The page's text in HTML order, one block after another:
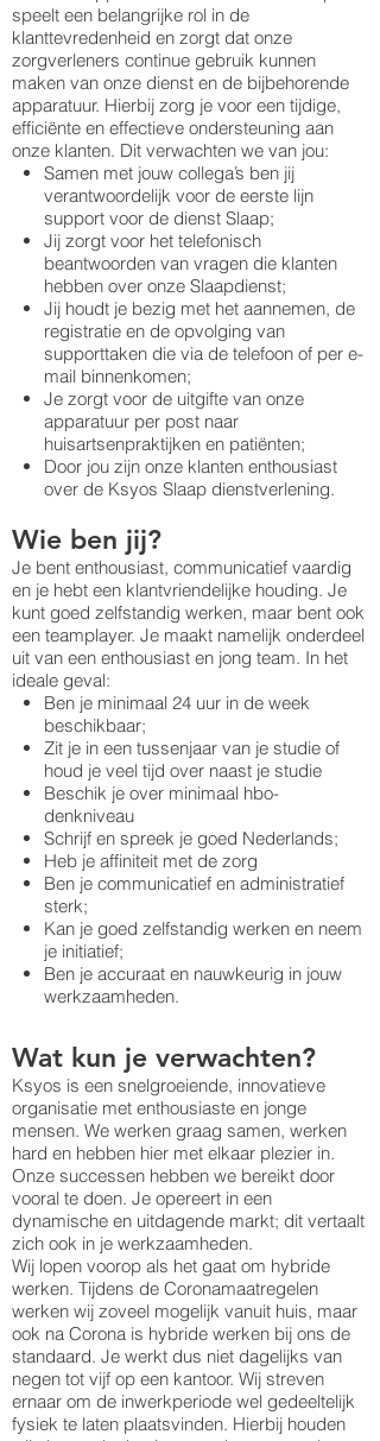
speelt een belangrijke rol in de
klanttevredenheid en zorgt dat onze
zorgverleners continue gebruik kunnen
maken van onze dienst en de bijbehorende
apparatuur. Hierbij zorg je voor een tijdige,
efficiënte en effectieve ondersteuning aan
onze klanten. Dit verwachten we van jou:
Samen met jouw collega’s ben jij
verantwoordelijk voor de eerste lijn
support voor de dienst Slaap;
Jij zorgt voor het telefonisch
beantwoorden van vragen die klanten
hebben over onze Slaapdienst;
Jij houdt je bezig met het aannemen, de
registratie en de opvolging van
supporttaken die via de telefoon of per e-
mail binnenkomen;
Je zorgt voor de uitgifte van onze
apparatuur per post naar
huisartsenpraktijken en patiënten;
Door jou zijn onze klanten enthousiast
over de Ksyos Slaap dienstverlening.
Wie ben jij?
Je bent enthousiast, communicatief vaardig
en je hebt een klantvriendelijke houding. Je
kunt goed zelfstandig werken, maar bent ook
een teamplayer. Je maakt namelijk onderdeel
uit van een enthousiast en jong team. In het
ideale geval:
Ben je minimaal 24 uur in de week
beschikbaar;
Zit je in een tussenjaar van je studie of
houd je veel tijd over naast je studie
Beschik je over minimaal hbo-
denkniveau
Schrijf en spreek je goed Nederlands;
Heb je affiniteit met de zorg
Ben je communicatief en administratief
sterk;
Kan je goed zelfstandig werken en neem
je initiatief;
Ben je accuraat en nauwkeurig in jouw
werkzaamheden.
Wat kun je verwachten?
Ksyos is een snelgroeiende, innovatieve
organisatie met enthousiaste en jonge
mensen. We werken graag samen, werken
hard en hebben hier met elkaar plezier in.
Onze successen hebben we bereikt door
vooral te doen. Je opereert in een
dynamische en uitdagende markt; dit vertaalt
zich ook in je werkzaamheden.
Wij lopen voorop als het gaat om hybride
werken. Tijdens de Coronamaatregelen
werken wij zoveel mogelijk vanuit huis, maar
ook na Corona is hybride werken bij ons de
standaard. Je werkt dus niet dagelijks van
negen tot vijf op een kantoor. Wij streven
ernaar om de inwerkperiode wel gedeeltelijk
fysiek te laten plaatsvinden. Hierbij houden